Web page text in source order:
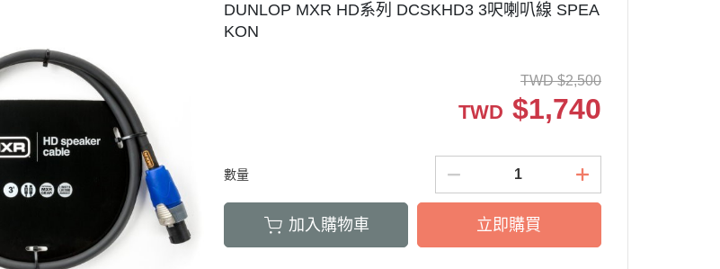
DUNLOP MXR HD系列 DCSKHD3 3呎喇叭線 SPEA
KON
TWD $2,500
TWD $1,740
數量
加入購物車 立即購買